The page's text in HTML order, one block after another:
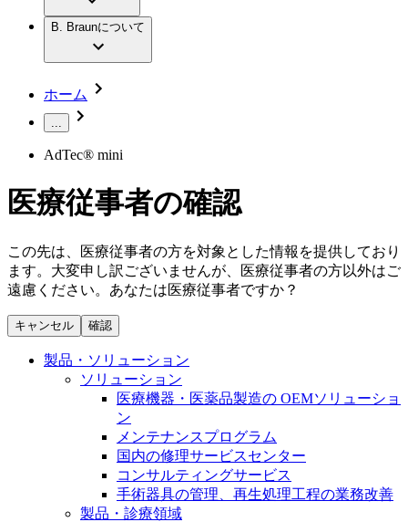
歯科
低侵襲手術 （内視鏡外科手術）
手術用鋼製器具と滅菌コンテナーシステム
縫合糸 / 皮膚用接着剤
創傷ケア
ソリューション
製品・診療領域
アクトリーン ハイライト セット
疾患・症状
膝関節の構造とその疾患
身体の中で最も大きい関節である膝関節。日常の生活
を支える、その機能や特徴とは？傷めてしまった場合
には、どのような治療の選択肢があるのでしょう。
要
キャリア（B. Braunで働くということ）
キャリア（B. Braunで働くということ）
採用情報
ビー・ブラウンエースクラッﾌﾟで新たな可能性を見つ
けませんか？現在募集中のポジションをご覧いただけ
イノベーション
私たちの責任
お問合せ
お問合せフォーム
取材・撮影のお申込み
ニューススペース
ニュースリリース
医療従事者さま向けニュース
会社
私たちの責任
ニューススペース
B. Braunについて
ホーム
...
AdTec® mini
医療従事者の確認
この先は、医療従事者の方を対象とした情報を提供しており
ます。大変申し訳ございませんが、医療従事者の方以外はご
遠慮ください。あなたは医療従事者ですか？
キャンセル 確認
製品・ソリューション
ソリューション
医療機器・医薬品製造の OEMソリューショ
ン
メンテナンスプログラム
国内の修理サービスセンター
コンサルティングサービス
手術器具の管理、再生処理工程の業務改善
製品・診療領域